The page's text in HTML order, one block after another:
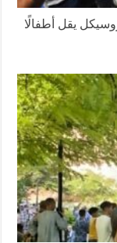
يقل أطفالًا